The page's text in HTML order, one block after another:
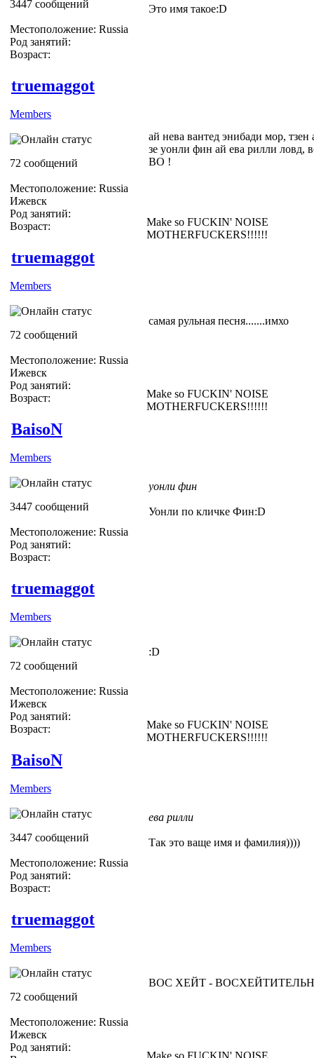
3447 сообщений
Местоположение: Russia
Род занятий:
Возраст:
Это имя такое:D
truemaggot
Members
72 сообщений
Местоположение: Russia
Ижевск
Род занятий:
Возраст:
ай нева вантед энибади мор,
зе уонли фин ай ева рилли ловд,
ВО !
Make so FUCKIN' NOISE
MOTHERFUCKERS!!!!!!
truemaggot
Members
72 сообщений
Местоположение: Russia
Ижевск
Род занятий:
Возраст:
самая рульная песня.......имхо
Make so FUCKIN' NOISE
MOTHERFUCKERS!!!!!!
BaisoN
Members
3447 сообщений
Местоположение: Russia
Род занятий:
Возраст:
уонли фин
Уонли по кличке Фин:D
truemaggot
Members
72 сообщений
Местоположение: Russia
Ижевск
Род занятий:
Возраст:
:D
Make so FUCKIN' NOISE
MOTHERFUCKERS!!!!!!
BaisoN
Members
3447 сообщений
Местоположение: Russia
Род занятий:
Возраст:
ева рилли
Так это ваще имя и фамилия))))
truemaggot
Members
72 сообщений
Местоположение: Russia
Ижевск
Род занятий:
ВОС ХЕЙТ -
Make so FUCKIN' NOISE